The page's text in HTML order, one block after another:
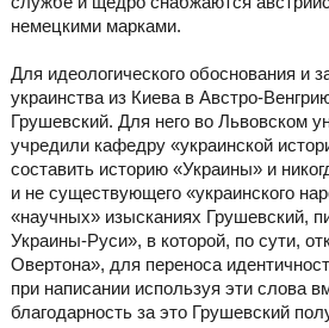
немецкими марками.
Для идеологического обоснования и
украинства из Киева в Австро-
Грушевский. Для него во Львовском
учредили кафедру «украинской
составить историю «Украины» и
и не существующего «украинского
«научных» изысканиях Грушевский,
Украины-Руси», в которой, по сути,
Овертона», для переноса
при написании используя эти слова
благодарность за это Грушевский